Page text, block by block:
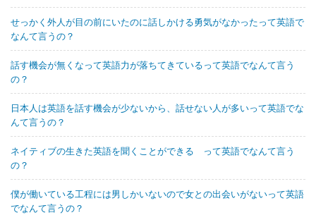
せっかく外人が目の前にいたのに話しかける勇気がなかったって英語で
なんて言うの？
話す機会が無くなって英語力が落ちてきているって英語でなんて言う
の？
日本人は英語を話す機会が少ないから、話せない人が多いって英語でな
んて言うの？
ネイティブの生きた英語を聞くことができる って英語でなんて言う
の？
僕が働いている工程には男しかいないので女との出会いがないって英語
でなんて言うの？